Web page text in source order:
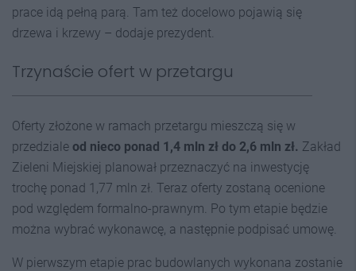
prace idą pełną parą. Tam też docelowo pojawią się
drzewa i krzewy – dodaje prezydent.
Trzynaście ofert w przetargu
Oferty złożone w ramach przetargu mieszczą się w
przedziale od nieco ponad 1,4 mln zł do 2,6 mln zł. Zakład
Zieleni Miejskiej planował przeznaczyć na inwestycję
trochę ponad 1,77 mln zł. Teraz oferty zostaną ocenione
pod względem formalno-prawnym. Po tym etapie będzie
można wybrać wykonawcę, a następnie podpisać umowę.
W pierwszym etapie prac budowlanych wykonana zostanie